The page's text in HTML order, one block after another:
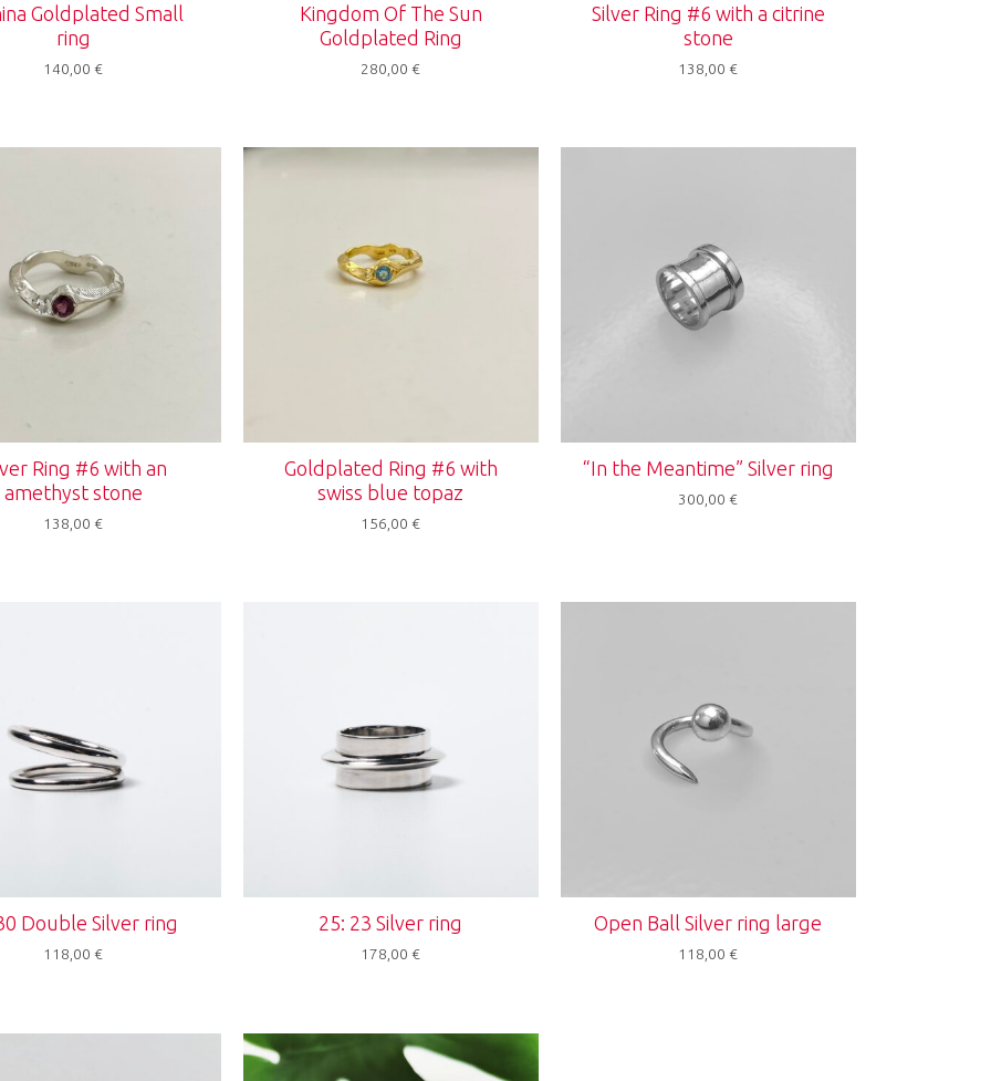
Goldplated Small
ring
140,00€
Kingdom Of The Sun
Goldplated Ring
280,00€
Silver Ring #6 with a citrine
stone
138,00€
Ring #6 with an
amethyst stone
138,00€
Goldplated Ring #6 with
swiss blue topaz
156,00€
“In the Meantime” Silver ring
300,00€
Double Silver ring
118,00€
25: 23 Silver ring
178,00€
Open Ball Silver ring large
118,00€